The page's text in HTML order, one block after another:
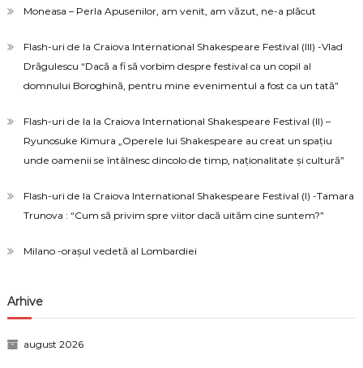
Moneasa – Perla Apusenilor, am venit, am văzut, ne-a plăcut
Flash-uri de la Craiova International Shakespeare Festival (III) -Vlad
Drăgulescu “Dacă a fi să vorbim despre festival ca un copil al
domnului Boroghină, pentru mine evenimentul a fost ca un tată”
Flash-uri de la la Craiova International Shakespeare Festival (II) –
Ryunosuke Kimura „Operele lui Shakespeare au creat un spațiu
unde oamenii se întâlnesc dincolo de timp, naționalitate și cultură”
Flash-uri de la Craiova International Shakespeare Festival (I) -Tamara
Trunova : “Cum să privim spre viitor dacă uităm cine suntem?”
Milano -orașul vedetă al Lombardiei
Arhive
august 2026